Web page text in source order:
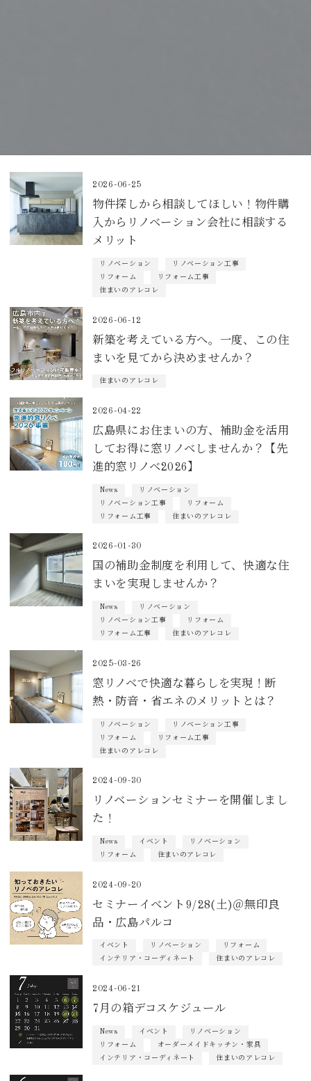
2026-06-25
物件探しから相談してほしい！物件購
入からリノベーション会社に相談する
メリット
リノベーション
リノベーション工事
リフォーム
リフォーム工事
住まいのアレコレ
2026-06-12
新築を考えている方へ。一度、この住
まいを見てから決めませんか？
住まいのアレコレ
2026-04-22
広島県にお住まいの方、補助金を活用
してお得に窓リノベしませんか？【先
進的窓リノベ2026】
News
リノベーション
リノベーション工事
リフォーム
リフォーム工事
住まいのアレコレ
2026-01-30
国の補助金制度を利用して、快適な住
まいを実現しませんか？
News
リノベーション
リノベーション工事
リフォーム
リフォーム工事
住まいのアレコレ
2025-03-26
窓リノベで快適な暮らしを実現！断
熱・防音・省エネのメリットとは？
リノベーション
リノベーション工事
リフォーム
リフォーム工事
住まいのアレコレ
2024-09-30
リノベーションセミナーを開催しまし
た！
News イベント
リノベーション
リフォーム
住まいのアレコレ
2024-09-20
セミナーイベント9/28(土)＠無印良
品・広島パルコ
イベント リノベーション
リフォーム
インテリア・コーディネート
住まいのアレコレ
2024-06-21
7月の箱デコスケジュール
News イベント
リノベーション
リフォーム
オーダーメイドキッチン・家具
インテリア・コーディネート
住まいのアレコレ